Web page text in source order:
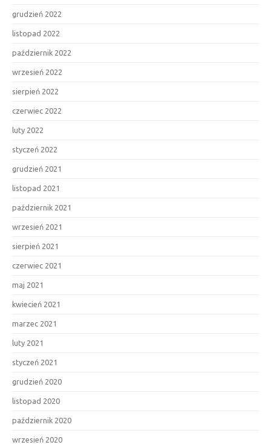
grudzień 2022
listopad 2022
październik 2022
wrzesień 2022
sierpień 2022
czerwiec 2022
luty 2022
styczeń 2022
grudzień 2021
listopad 2021
październik 2021
wrzesień 2021
sierpień 2021
czerwiec 2021
maj 2021
kwiecień 2021
marzec 2021
luty 2021
styczeń 2021
grudzień 2020
listopad 2020
październik 2020
wrzesień 2020